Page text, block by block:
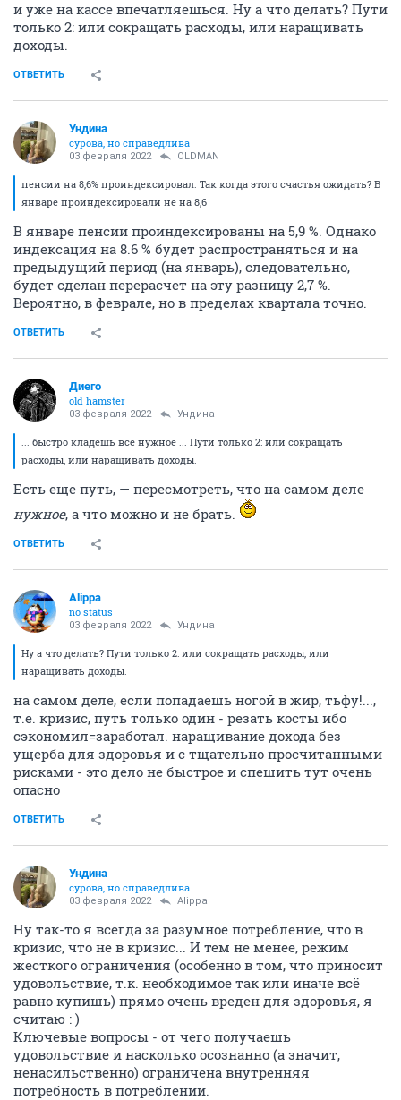
и уже на кассе впечатляешься. Ну а что делать? Пути
только 2: или сокращать расходы, или наращивать
доходы.
ОТВЕТИТЬ
Ундинa
сурова, но справедлива
03 февраля 2022 OLDMAN
пенсии на 8,6% проиндексировал. Так когда этого счастья ожидать? В
январе проиндексировали не на 8,6
В январе пенсии проиндексированы на 5,9 %. Однако
индексация на 8.6 % будет распространяться и на
предыдущий период (на январь), следовательно,
будет сделан перерасчет на эту разницу 2,7 %.
Вероятно, в феврале, но в пределах квартала точно.
ОТВЕТИТЬ
Диего
old hamster
03 февраля 2022 Ундинa
... быстро кладешь всё нужное ... Пути только 2: или сокращать
расходы, или наращивать доходы.
Есть еще путь, — пересмотреть, что на самом деле
нужное, а что можно и не брать.
ОТВЕТИТЬ
Alippa
no status
03 февраля 2022 Ундинa
Ну а что делать? Пути только 2: или сокращать расходы, или
наращивать доходы.
на самом деле, если попадаешь ногой в жир, тьфу!...,
т.е. кризис, путь только один - резать косты ибо
сэкономил=заработал. наращивание дохода без
ущерба для здоровья и с тщательно просчитанными
рисками - это дело не быстрое и спешить тут очень
опасно
ОТВЕТИТЬ
Ундинa
сурова, но справедлива
03 февраля 2022 Alippa
Ну так-то я всегда за разумное потребление, что в
кризис, что не в кризис... И тем не менее, режим
жесткого ограничения (особенно в том, что приносит
удовольствие, т.к. необходимое так или иначе всё
равно купишь) прямо очень вреден для здоровья, я
считаю : )
Ключевые вопросы - от чего получаешь
удовольствие и насколько осознанно (а значит,
ненасильственно) ограничена внутренняя
потребность в потреблении.